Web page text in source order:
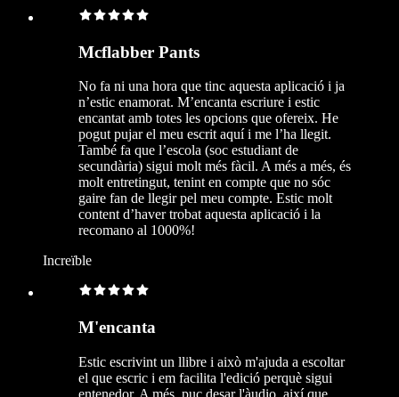
Mcflabber Pants
No fa ni una hora que tinc aquesta aplicació i ja
n’estic enamorat. M’encanta escriure i estic
encantat amb totes les opcions que ofereix. He
pogut pujar el meu escrit aquí i me l’ha llegit.
També fa que l’escola (soc estudiant de
secundària) sigui molt més fàcil. A més a més, és
molt entretingut, tenint en compte que no sóc
gaire fan de llegir pel meu compte. Estic molt
content d’haver trobat aquesta aplicació i la
recomano al 1000%!
Increïble
M'encanta
Estic escrivint un llibre i això m'ajuda a escoltar
el que escric i em facilita l'edició perquè sigui
entenedor. A més, puc desar l'àudio, així que